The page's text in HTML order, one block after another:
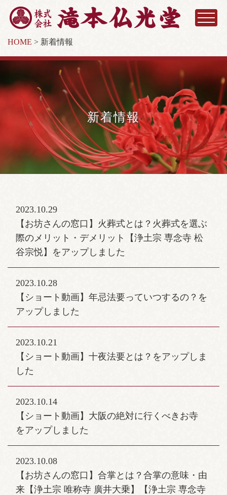
HOME > 新着情報
新着情報
2023.10.29
【お坊さんの窓口】火葬式とは？火葬式を選ぶ
際のメリット・デメリット【浄土宗 専念寺 松
谷宗悦】をアップしました
2023.10.28
【ショート動画】年忌法要っていつするの？を
アップしました
2023.10.21
【ショート動画】十夜法要とは？をアップしま
した
2023.10.14
【ショート動画】大阪の絶対に行くべきお寺
をアップしました
2023.10.08
【お坊さんの窓口】合掌とは？合掌の意味・由
来【浄土宗 唯称寺 廣井大乗】【浄土宗 専念寺